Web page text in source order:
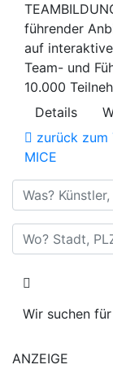
führender
auf
Team- und
10.000
Details
zurück zum
MICE
Was? Künstler,
Wo? Stadt,
Wir suchen
ANZEIGE